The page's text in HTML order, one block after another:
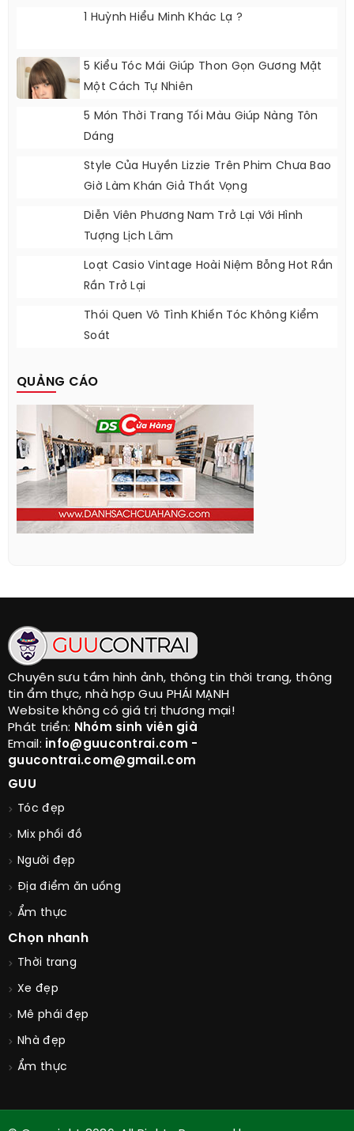
1 Huỳnh Hiểu Minh Khác Lạ ?
5 Kiểu Tóc Mái Giúp Thon Gọn Gương Mặt
Một Cách Tự Nhiên
5 Món Thời Trang Tối Màu Giúp Nàng Tôn
Dáng
Style Của Huyền Lizzie Trên Phim Chưa Bao
Giờ Làm Khán Giả Thất Vọng
Diễn Viên Phương Nam Trở Lại Với Hình
Tượng Lịch Lãm
Loạt Casio Vintage Hoài Niệm Bỗng Hot Rần
Rần Trở Lại
Thói Quen Vô Tình Khiến Tóc Không Kiểm
Soát
QUẢNG CÁO
Chuyên sưu tầm hình ảnh, thông tin thời trang, thông
tin ẩm thực, nhà hợp Guu PHÁI MẠNH
Website không có giá trị thương mại!
Phát triển: Nhóm sinh viên già
Email: info@guucontrai.com -
guucontrai.com@gmail.com
GUU
Tóc đẹp
Mix phối đồ
Người đẹp
Địa điểm ăn uống
Ẩm thực
Chọn nhanh
Thời trang
Xe đẹp
Mê phái đẹp
Nhà đẹp
Ẩm thực